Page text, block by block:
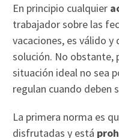
En principio cualquier
trabajador sobre las
vacaciones, es válido
solución. No obstante,
situación ideal no sea
regulan cuando deben
La primera norma es
disfrutadas y está